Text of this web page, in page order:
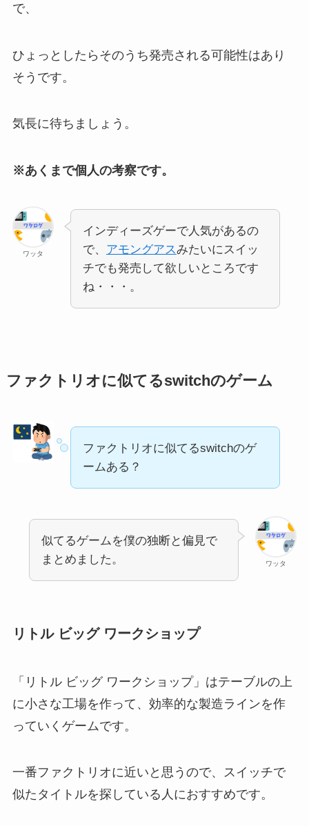
で、
ひょっとしたらそのうち発売される可能性はあり
そうです。
気長に待ちましょう。
※あくまで個人の考察です。
ワッタ
インディーズゲーで人気があるの
で、 アモングアスみたいにスイッ
チでも発売して欲しいところです
ね・・・。
ファクトリオに似てるswitchのゲーム
ファクトリオに似てるswitchのゲ
ームある？
ワッタ
似てるゲームを僕の独断と偏見で
まとめました。
リトル ビッグ ワークショップ
「リトル ビッグ ワークショップ」はテーブルの上
に小さな工場を作って、効率的な製造ラインを作
っていくゲームです。
一番ファクトリオに近いと思うので、スイッチで
似たタイトルを探している人におすすめです。